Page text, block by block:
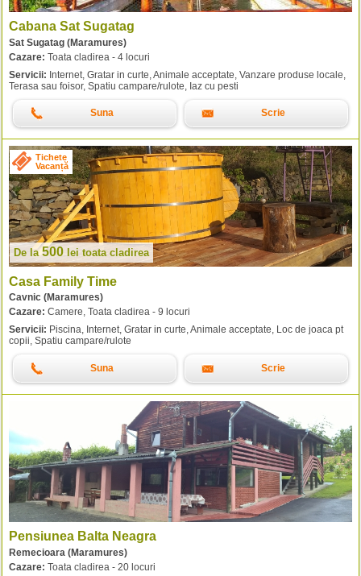
Cabana Sat Sugatag
Sat Sugatag (Maramures)
Cazare: Toata cladirea - 4 locuri
Servicii: Internet, Gratar in curte, Animale acceptate, Vanzare produse locale,
Terasa sau foisor, Spatiu campare/rulote, Iaz cu pesti
Suna Scrie
Tichete
Vacanță
De la 500 lei toata cladirea
Casa Family Time
Cavnic (Maramures)
Cazare: Camere, Toata cladirea - 9 locuri
Servicii: Piscina, Internet, Gratar in curte, Animale acceptate, Loc de joaca pt
copii, Spatiu campare/rulote
Suna Scrie
Pensiunea Balta Neagra
Remecioara (Maramures)
Cazare: Toata cladirea - 20 locuri